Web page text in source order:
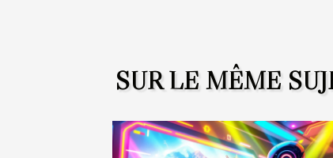
SUR LE MÊME